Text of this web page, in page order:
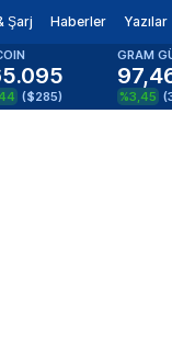
Şarj Haberler Yazılar
($285)
GRAM
%3,45 (